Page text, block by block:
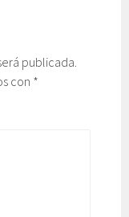
publicada.
con *